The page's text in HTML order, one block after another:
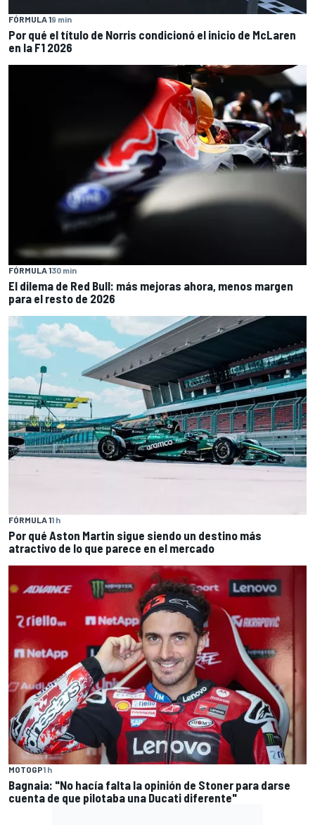
FÓRMULA 19 min
Por qué el título de Norris condicionó el inicio de McLaren
en la F1 2026
FÓRMULA 130 min
El dilema de Red Bull: más mejoras ahora, menos margen
para el resto de 2026
FÓRMULA 11 h
Por qué Aston Martin sigue siendo un destino más
atractivo de lo que parece en el mercado
MOTOGP1 h
Bagnaia: "No hacía falta la opinión de Stoner para darse
cuenta de que pilotaba una Ducati diferente"